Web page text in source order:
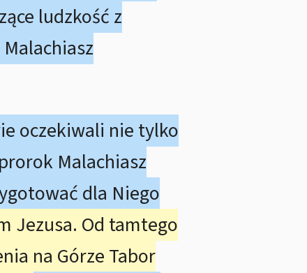
ludzkość z
oczekiwali nie tylko
Malachiasz
dla Niego
Jezusa. Od tamtego
na Górze Tabor